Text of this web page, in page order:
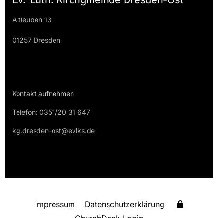
Altleuben 13
01257 Dresden
Kontakt aufnehmen
Telefon: 0351/20 31 647
kg.dresden-ost@evlks.de
Impressum
Datenschutzerklärung